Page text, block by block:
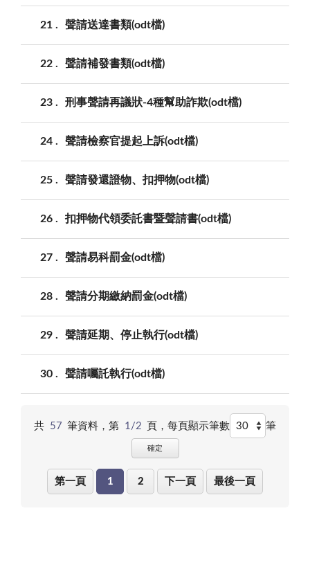
21 聲請送達書類(odt檔)
22 聲請補發書類(odt檔)
23 刑事聲請再議狀-4種幫助詐欺(odt檔)
24 聲請檢察官提起上訴(odt檔)
25 聲請發還證物、扣押物(odt檔)
26 扣押物代領委託書暨聲請書(odt檔)
27 聲請易科罰金(odt檔)
28 聲請分期繳納罰金(odt檔)
29 聲請延期、停止執行(odt檔)
30 聲請囑託執行(odt檔)
共 57 筆資料，第 1/2 頁，每頁顯示筆數 筆
確定
第一頁 1 2 下一頁 最後一頁